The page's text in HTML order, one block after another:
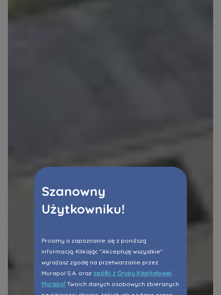
Szanowny
Użytkowniku!
Prosimy o zapoznanie się z poniższą
informacją. Klikając "Akceptuję wszystkie"
wyrażasz zgodę na przetwarzanie przez
Murapol S.A. oraz spółki z Grupy Kapitałowej
Murapol Twoich danych osobowych zbieranych